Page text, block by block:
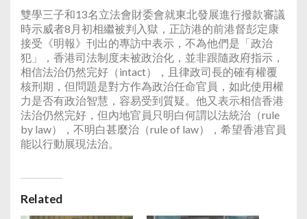
雙學三子和13名立法會財委會就東北發展進行撥款審議
時示威者8月初相繼被判入獄，正訪港的前港督彭定康
接受《明報》刊出的專訪中表示，不為他們是「政治
犯」，香港司法制度未被政治化，並非跟隨政府指示，
相信法治仍然完好（intact），且律政司長的確有權覆
核刑期，但問題是對方作為政治任命官員，如此使用權
力是否有政治智慧，容易受到質疑。他又表示相信香港
法治仍然完好，但內地官員只明白何謂以法統治（rule
by law），不明白甚麼治（rule of law），希望香港官員
能以行動展現法治。
Related